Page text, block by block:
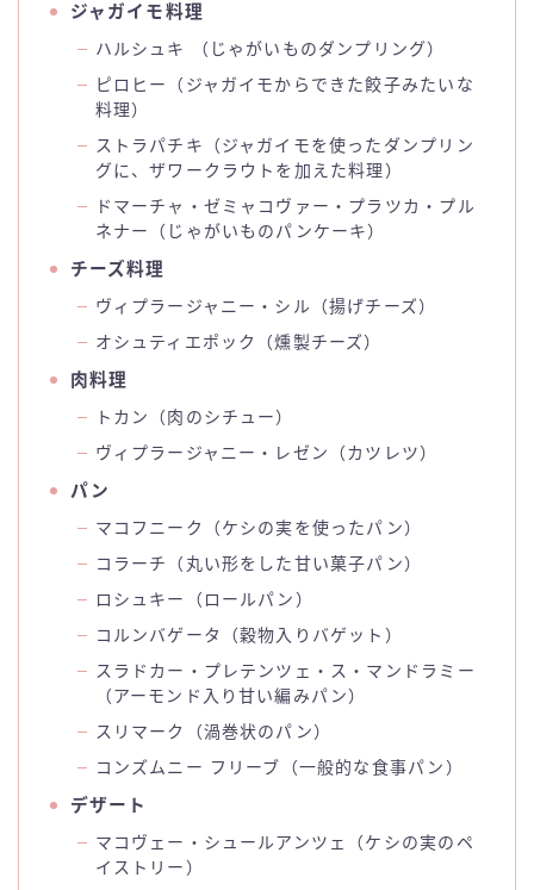
ジャガイモ料理
ハルシュキ （じゃがいものダンプリング）
ピロヒー（ジャガイモからできた餃子みたいな
料理）
ストラパチキ（ジャガイモを使ったダンプリン
グに、ザワークラウトを加えた料理）
ドマーチャ・ゼミャコヴァー・プラツカ・プル
ネナー（じゃがいものパンケーキ）
チーズ料理
ヴィプラージャニー・シル（揚げチーズ）
オシュティエポック（燻製チーズ）
肉料理
トカン（肉のシチュー）
ヴィプラージャニー・レゼン（カツレツ）
パン
マコフニーク（ケシの実を使ったパン）
コラーチ（丸い形をした甘い菓子パン）
ロシュキー（ロールパン）
コルンバゲータ（穀物入りバゲット）
スラドカー・プレテンツェ・ス・マンドラミー
（アーモンド入り甘い編みパン）
スリマーク（渦巻状のパン）
コンズムニー フリーブ（一般的な食事パン）
デザート
マコヴェー・シュールアンツェ（ケシの実のペ
イストリー）